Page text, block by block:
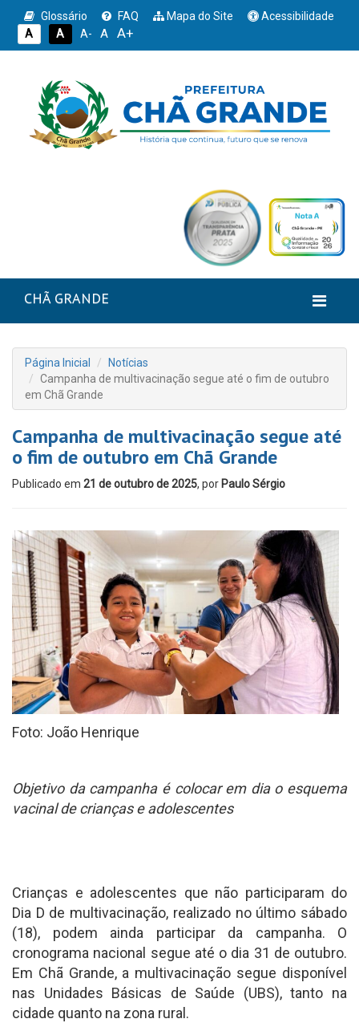
Glossário FAQ Mapa do Site
Acessibilidade
A
A A- A A+
CHÃ GRANDE
Página Inicial
Notícias
Campanha de multivacinação segue até o fim de outubro
em Chã Grande
Campanha de multivacinação segue até
o fim de outubro em Chã Grande
Publicado em 21 de outubro de 2025, por Paulo Sérgio
Foto: João Henrique
Objetivo da campanha é colocar em dia o esquema
vacinal de crianças e adolescentes
Crianças e adolescentes que não participaram do
Dia D de multivacinação, realizado no último sábado
(18), podem ainda participar da campanha. O
cronograma nacional segue até o dia 31 de outubro.
Em Chã Grande, a multivacinação segue disponível
nas Unidades Básicas de Saúde (UBS), tanto na
cidade quanto na zona rural.